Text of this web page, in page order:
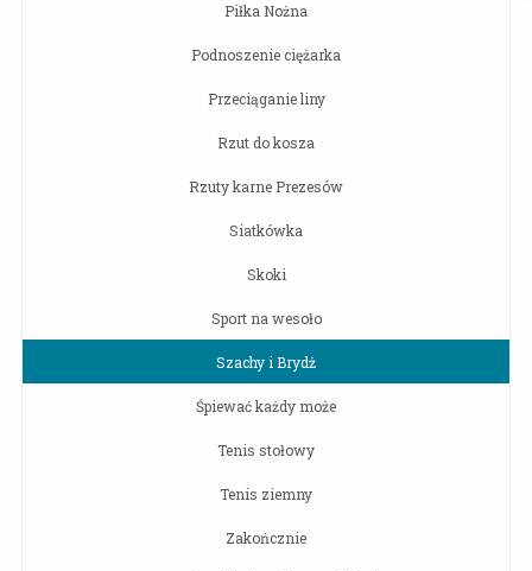
Piłka Nożna
Podnoszenie ciężarka
Przeciąganie liny
Rzut do kosza
Rzuty karne Prezesów
Siatkówka
Skoki
Sport na wesoło
Szachy i Brydż
Śpiewać każdy może
Tenis stołowy
Tenis ziemny
Zakończnie